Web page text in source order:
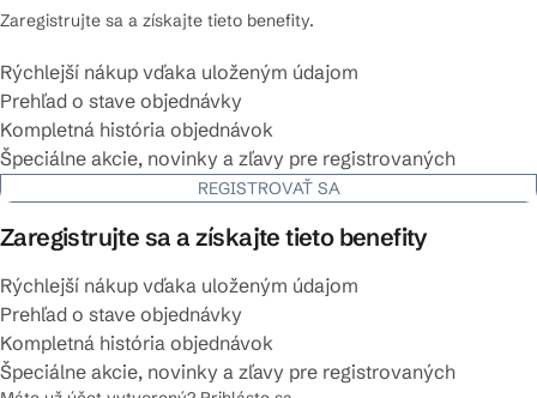
Zaregistrujte sa a získajte tieto benefity.
Rýchlejší nákup vďaka uloženým údajom
Prehľad o stave objednávky
Kompletná história objednávok
Špeciálne akcie, novinky a zľavy pre registrovaných
REGISTROVAŤ SA
Zaregistrujte sa a získajte tieto benefity
Rýchlejší nákup vďaka uloženým údajom
Prehľad o stave objednávky
Kompletná história objednávok
Špeciálne akcie, novinky a zľavy pre registrovaných